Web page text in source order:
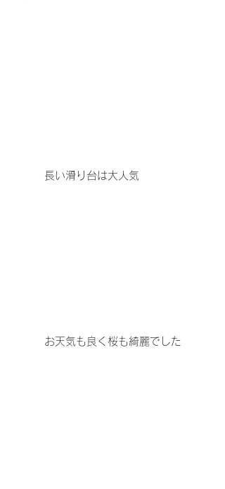
長い滑り台は大人気
お天気も良く桜も綺麗でした